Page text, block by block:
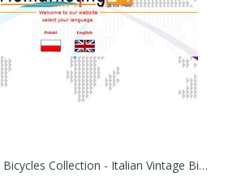
Italian Vintage Bicycles Collection - Italian Vintage Bicycles Collection Pesaro Urbino - Marche - Italy